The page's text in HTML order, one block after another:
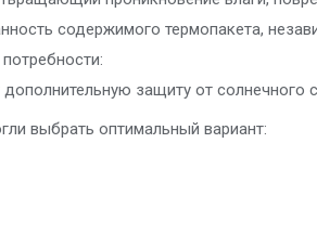
содержимого термопакета,
защиту от солнечного
выбрать оптимальный вариант: